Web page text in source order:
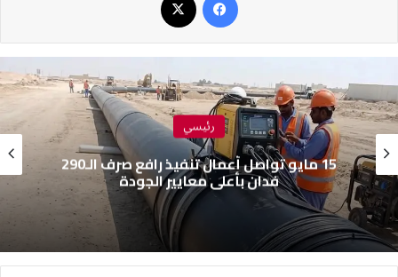
رئيسي
جهاز 6 أكتوبر يلاحق الإشغالات بالقطاع الشرقي
بحملات مفاجئة